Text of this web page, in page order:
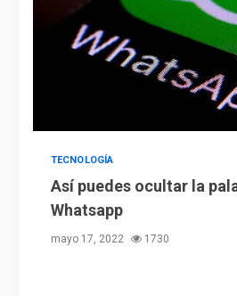
TECNOLOGÍA
Así puedes ocultar la
Whatsapp
mayo 17, 2022 1730